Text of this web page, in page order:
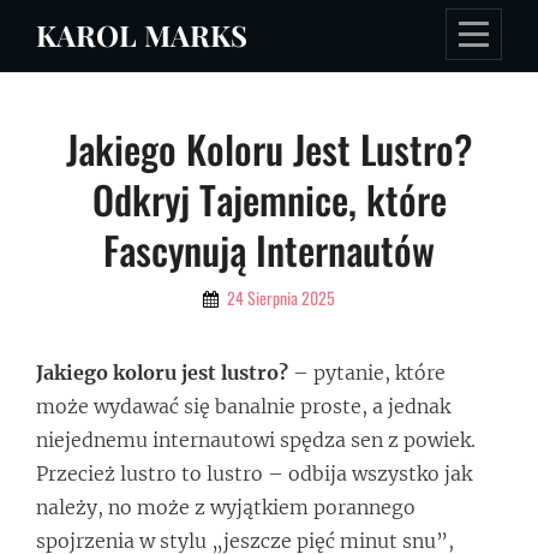
KAROL MARKS
Jakiego Koloru Jest Lustro?
Odkryj Tajemnice, które
Fascynują Internautów
By 24 Sierpnia 2025
Jakiego koloru jest lustro? – pytanie, które
może wydawać się banalnie proste, a jednak
niejednemu internautowi spędza sen z powiek.
Przecież lustro to lustro – odbija wszystko jak
należy, no może z wyjątkiem porannego
spojrzenia w stylu „jeszcze pięć minut snu”,
Nawigacja
wpisu